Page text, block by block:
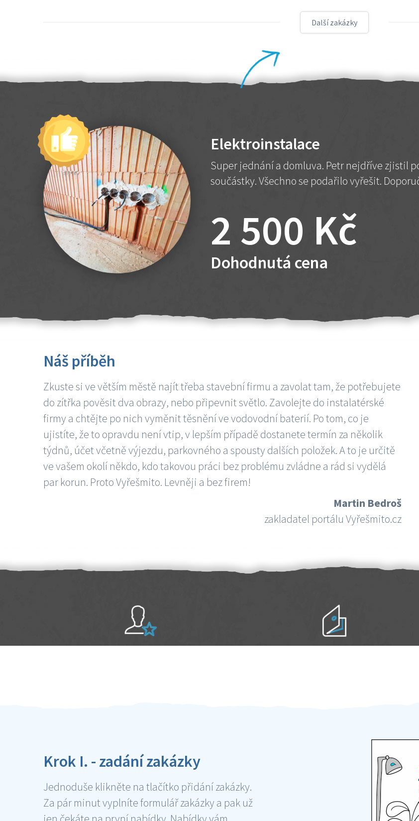
Další zakázky
Elektroinstalace
Super jednání a domluva. Petr nejdříve zjistil
součástky. Všechno se podařilo vyřešit.
2 500 Kč
Dohodnutá cena
Náš příběh
Zkuste si ve větším městě najít třeba stavební firmu a zavolat tam, že potřebujete
do zítřka pověsit dva obrazy, nebo připevnit světlo. Zavolejte do instalatérské
firmy a chtějte po nich vyměnit těsnění ve vodovodní baterií. Po tom, co je
ujistíte, že to opravdu není vtip, v lepším případě dostanete termín za několik
týdnů, účet včetně výjezdu, parkovného a spousty dalších položek. A to je určitě
ve vašem okolí někdo, kdo takovou práci bez problému zvládne a rád si vydělá
par korun. Proto Vyřešmito. Levněji a bez firem!
Martin Bedroš
zakladatel portálu Vyřešmito.cz
Krok I. - zadání zakázky
Jednoduše klikněte na tlačítko přidání zakázky.
Za pár minut vyplníte formulář zakázky a pak už